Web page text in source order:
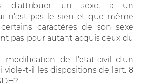
d'attribuer un sexe, a un
n'est pas le sien et que même
caractères de son sexe
pas pour autant acquis ceux du
modification de l'état-civil d'un
viole-t-il les dispositions de l'art. 8